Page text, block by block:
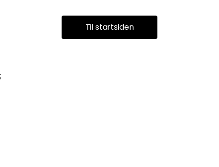
Til startsiden
;